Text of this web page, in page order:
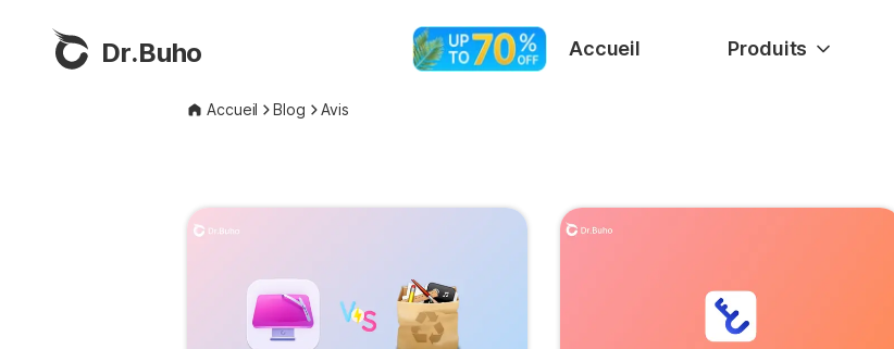
Dr.Buho Accueil Produits
Accueil Blog Avis